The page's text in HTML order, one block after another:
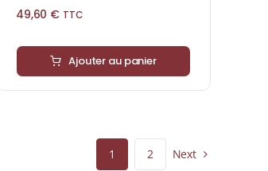
49,60 € TTC
Ajouter au panier
1 2 Next